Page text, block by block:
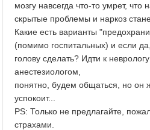
мозгу навсегда что-то умрет,
скрытые проблемы и наркоз
Какие есть варианты
(помимо госпитальных) и если
голову сделать? Идти к
анестезиологом,
понятно, будем общаться, но он
успокоит...
PS: Только не предлагайте,
страхами.